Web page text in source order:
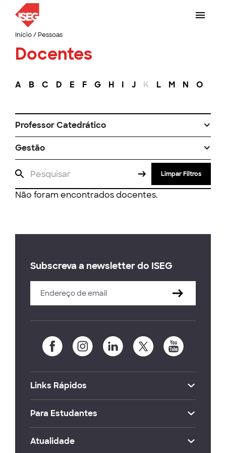
Início/ Pessoas
Docentes
A B C D E F G H I J K L M N O
Professor Catedrático
Gestão
Limpar Filtros
Não foram encontrados docentes.
Subscreva a newsletter do ISEG
Links Rápidos
Para Estudantes
Atualidade